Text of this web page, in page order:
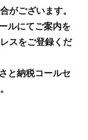
がございます。
ルにてご案内を
スをご登録くだ
と納税コールセ